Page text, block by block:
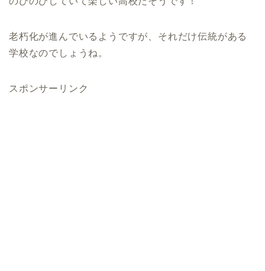
老朽化が進んでいるようですが、それだけ伝統がある
学校なのでしょうね。
スポンサーリンク